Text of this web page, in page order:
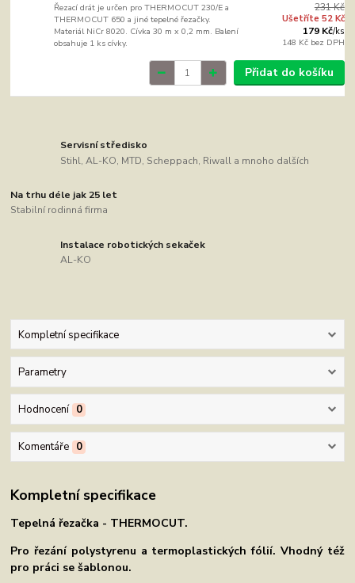
Řezací drát je určen pro THERMOCUT 230/E a
THERMOCUT 650 a jiné tepelné řezačky.
Materiál NiCr 8020. Cívka 30 m x 0,2 mm. Balení
obsahuje 1 ks cívky.
231 Kč
Ušetříte 52 Kč
179 Kč/ks
148 Kč bez DPH
Přidat do košíku
Servisní středisko
Stihl, AL-KO, MTD, Scheppach, Riwall a mnoho dalších
Na trhu déle jak 25 let
Stabilní rodinná firma
Instalace robotických sekaček
AL-KO
Kompletní specifikace
Parametry
Hodnocení 0
Komentáře 0
Kompletní specifikace
Tepelná řezačka - THERMOCUT.
Pro řezání polystyrenu a termoplastických fólií. Vhodný též
pro práci se šablonou.